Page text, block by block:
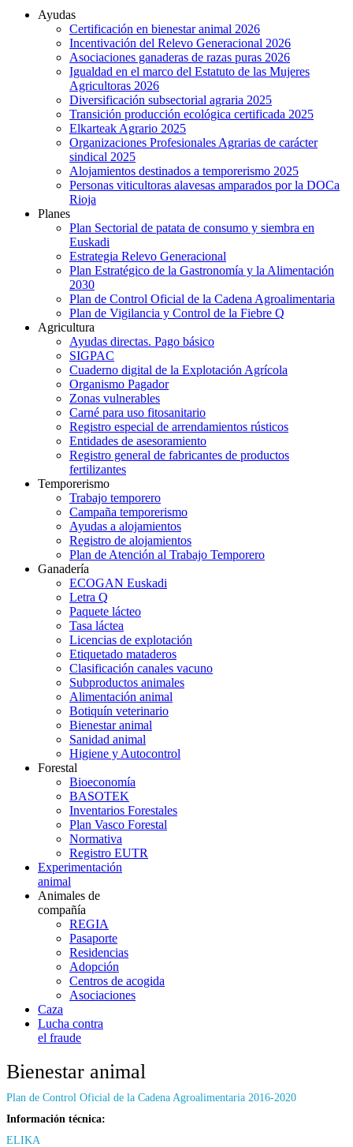
Ayudas
Certificación en bienestar animal 2026
Incentivación del Relevo Generacional 2026
Asociaciones ganaderas de razas puras 2026
Igualdad en el marco del Estatuto de las Mujeres
Agricultoras 2026
Diversificación subsectorial agraria 2025
Transición producción ecológica certificada 2025
Elkarteak Agrario 2025
Organizaciones Profesionales Agrarias de carácter
sindical 2025
Alojamientos destinados a temporerismo 2025
Personas viticultoras alavesas amparados por la DOCa
Rioja
Planes
Plan Sectorial de patata de consumo y siembra en
Euskadi
Estrategia Relevo Generacional
Plan Estratégico de la Gastronomía y la Alimentación
2030
Plan de Control Oficial de la Cadena Agroalimentaria
Plan de Vigilancia y Control de la Fiebre Q
Agricultura
Ayudas directas. Pago básico
SIGPAC
Cuaderno digital de la Explotación Agrícola
Organismo Pagador
Zonas vulnerables
Carné para uso fitosanitario
Registro especial de arrendamientos rústicos
Entidades de asesoramiento
Registro general de fabricantes de productos
fertilizantes
Temporerismo
Trabajo temporero
Campaña temporerismo
Ayudas a alojamientos
Registro de alojamientos
Plan de Atención al Trabajo Temporero
Ganadería
ECOGAN Euskadi
Letra Q
Paquete lácteo
Tasa láctea
Licencias de explotación
Etiquetado mataderos
Clasificación canales vacuno
Subproductos animales
Alimentación animal
Botiquín veterinario
Bienestar animal
Sanidad animal
Higiene y Autocontrol
Forestal
Bioeconomía
BASOTEK
Inventarios Forestales
Plan Vasco Forestal
Normativa
Registro EUTR
Experimentación
animal
Animales de
compañía
REGIA
Pasaporte
Residencias
Adopción
Centros de acogida
Asociaciones
Caza
Lucha contra
el fraude
Bienestar animal
Plan de Control Oficial de la Cadena Agroalimentaria 2016-2020
Información técnica:
ELIKA